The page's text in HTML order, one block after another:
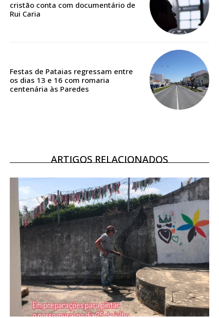
Acesso aos conteúdos Exclusivos para
Escolha o plano
16€
12 meses
Acesso ao conteúdo online
Acesso aos conteúdos Exclusivos para
assinantes
Ofertas para assinatura anual
Escolha o plano
cristão conta com documentário de
Rui Caria
Festas de Pataias regressam entre
os dias 13 e 16 com romaria
centenária às Paredes
ARTIGOS RELACIONADOS